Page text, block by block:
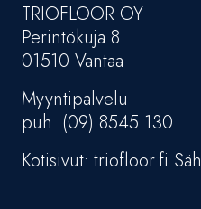
TRIOFLOOR OY
Perintökuja 8
01510 Vantaa
Myyntipalvelu
puh. (09) 8545 130
Kotisivut: triofloor.fi